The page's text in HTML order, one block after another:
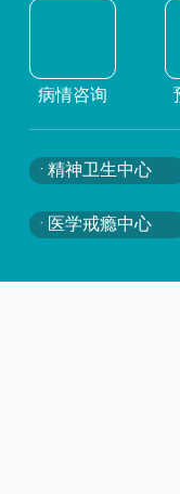
病情咨询
· 精神卫生中心
· 医学戒瘾中心